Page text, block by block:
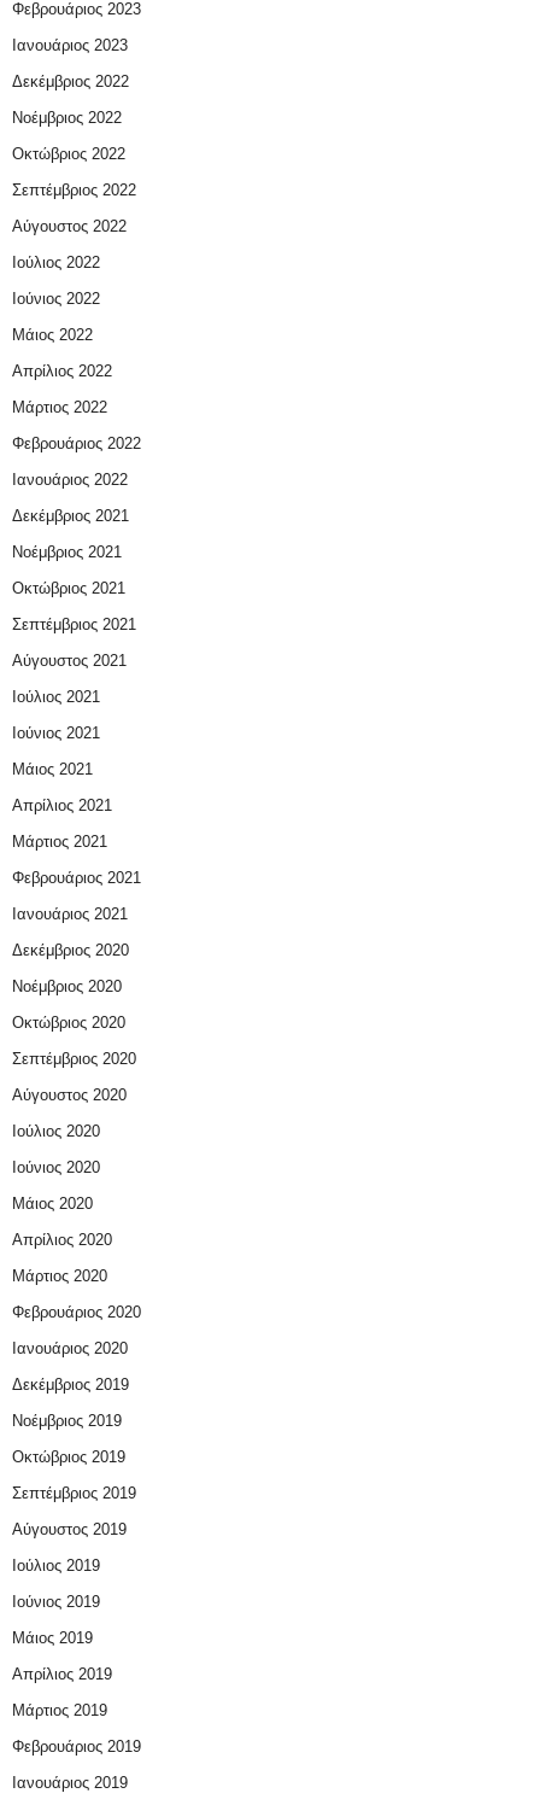
Φεβρουάριος 2023
Ιανουάριος 2023
Δεκέμβριος 2022
Νοέμβριος 2022
Οκτώβριος 2022
Σεπτέμβριος 2022
Αύγουστος 2022
Ιούλιος 2022
Ιούνιος 2022
Μάιος 2022
Απρίλιος 2022
Μάρτιος 2022
Φεβρουάριος 2022
Ιανουάριος 2022
Δεκέμβριος 2021
Νοέμβριος 2021
Οκτώβριος 2021
Σεπτέμβριος 2021
Αύγουστος 2021
Ιούλιος 2021
Ιούνιος 2021
Μάιος 2021
Απρίλιος 2021
Μάρτιος 2021
Φεβρουάριος 2021
Ιανουάριος 2021
Δεκέμβριος 2020
Νοέμβριος 2020
Οκτώβριος 2020
Σεπτέμβριος 2020
Αύγουστος 2020
Ιούλιος 2020
Ιούνιος 2020
Μάιος 2020
Απρίλιος 2020
Μάρτιος 2020
Φεβρουάριος 2020
Ιανουάριος 2020
Δεκέμβριος 2019
Νοέμβριος 2019
Οκτώβριος 2019
Σεπτέμβριος 2019
Αύγουστος 2019
Ιούλιος 2019
Ιούνιος 2019
Μάιος 2019
Απρίλιος 2019
Μάρτιος 2019
Φεβρουάριος 2019
Ιανουάριος 2019